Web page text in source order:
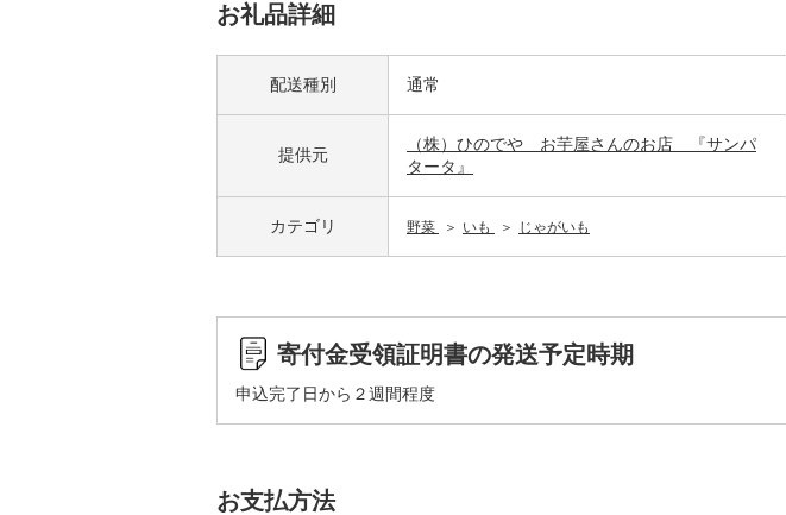
お礼品詳細
配送種別 通常
提供元
（株）ひのでや お芋屋さんのお店 『サンパ
タータ』
カテゴリ 野菜 いも じゃがいも
寄付金受領証明書の発送予定時期
申込完了日から２週間程度
お支払方法